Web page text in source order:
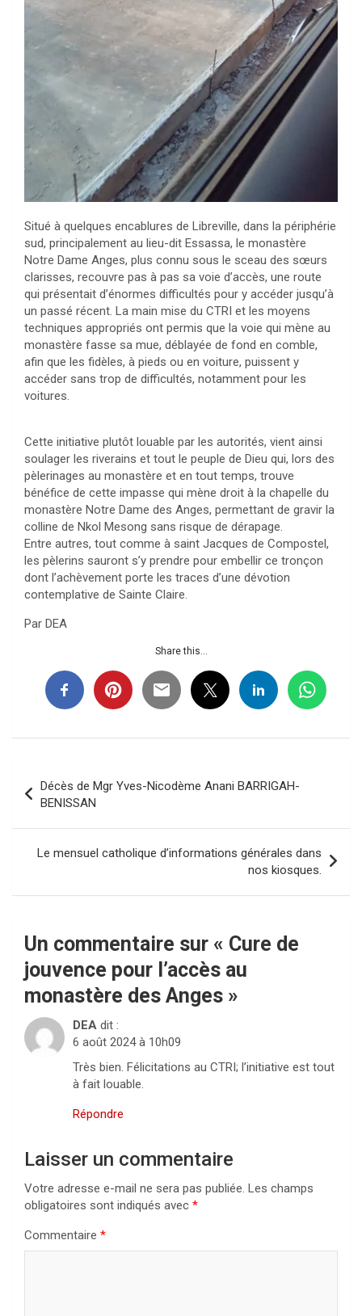
Situé à quelques encablures de Libreville, dans la périphérie
sud, principalement au lieu-dit Essassa, le monastère
Notre Dame Anges, plus connu sous le sceau des sœurs
clarisses, recouvre pas à pas sa voie d’accès, une route
qui présentait d’énormes difficultés pour y accéder jusqu’à
un passé récent. La main mise du CTRI et les moyens
techniques appropriés ont permis que la voie qui mène au
monastère fasse sa mue, déblayée de fond en comble,
afin que les fidèles, à pieds ou en voiture, puissent y
accéder sans trop de difficultés, notamment pour les
voitures.
Cette initiative plutôt louable par les autorités, vient ainsi
soulager les riverains et tout le peuple de Dieu qui, lors des
pèlerinages au monastère et en tout temps, trouve
bénéfice de cette impasse qui mène droit à la chapelle du
monastère Notre Dame des Anges, permettant de gravir la
colline de Nkol Mesong sans risque de dérapage.
Entre autres, tout comme à saint Jacques de Compostel,
les pèlerins sauront s’y prendre pour embellir ce tronçon
dont l’achèvement porte les traces d’une dévotion
contemplative de Sainte Claire.
Par DEA
Share this...
de
l’article
Décès de Mgr Yves-Nicodème Anani BARRIGAH-
BENISSAN
Le mensuel catholique d’informations générales dans
nos kiosques.
Un commentaire sur « Cure de
jouvence pour l’accès au
monastère des Anges »
DEA dit :
6 août 2024 à 10h09
Très bien. Félicitations au CTRI; l’initiative est tout
à fait louable.
Répondre
Laisser un commentaire
Votre adresse e-mail ne sera pas publiée. Les champs
obligatoires sont indiqués avec *
Commentaire *